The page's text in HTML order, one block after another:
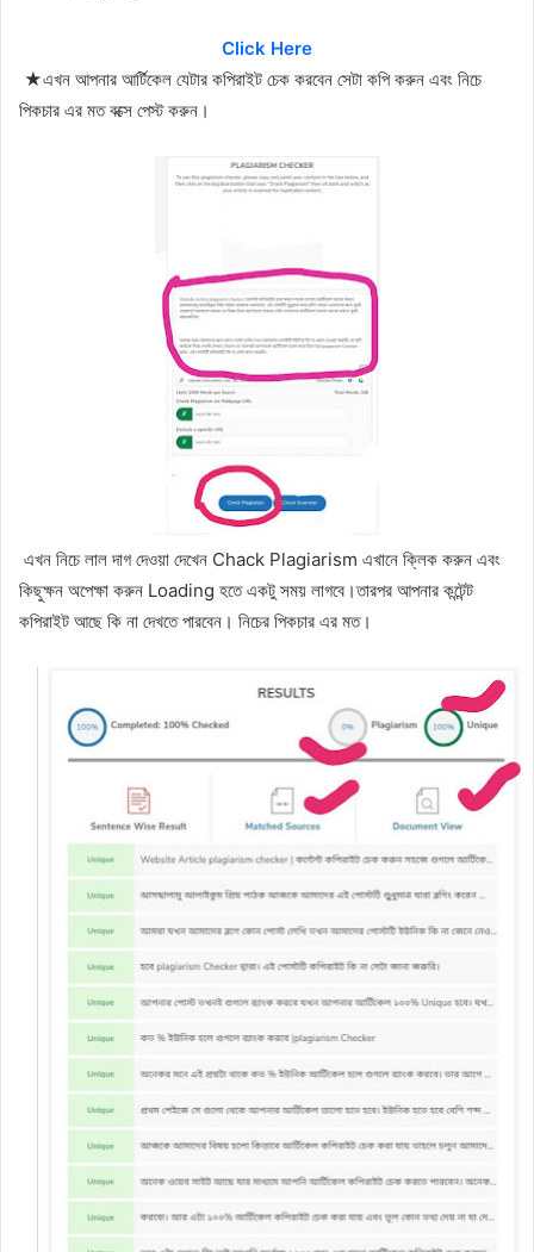
Click Here
★এখন আপনার আর্টিকেল যেটার কপিরাইট চেক করবেন সেটা কপি করুন এবং নিচে
পিকচার এর মত বক্সে পেস্ট করুন।
এখন নিচে লাল দাগ দেওয়া দেখেন Chack Plagiarism এখানে ক্লিক করুন এবং
কিছুক্ষন অপেক্ষা করুন Loading হতে একটু সময় লাগবে।তারপর আপনার কন্টেন্ট
কপিরাইট আছে কি না দেখতে পারবেন। নিচের পিকচার এর মত।